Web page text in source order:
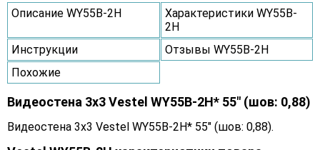
Описание WY55B-2H
Характеристики WY55B-
2H
Инструкции
Отзывы WY55B-2H
Похожие
Видеостена 3x3 Vestel WY55B-2H* 55" (шов: 0,88)
Видеостена 3x3 Vestel WY55B-2H* 55" (шов: 0,88).